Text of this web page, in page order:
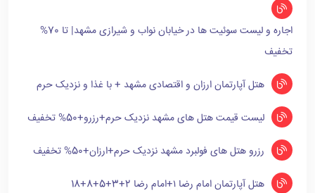
اجاره و لیست سوئیت ها در خیابان نواب و شیرازی مشهد| تا 70%
تخفیف
هتل آپارتمان ارزان و اقتصادی مشهد + با غذا و نزدیک حرم
لیست قیمت هتل های مشهد نزدیک حرم+رزرو+50% تخفیف
رزرو هتل های فولبرد مشهد نزدیک حرم+ارزان+50% تخفیف
هتل آپارتمان امام رضا ۱+امام رضا 2+3+5+8+18